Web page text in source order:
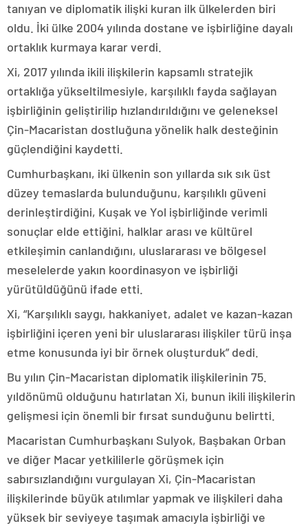
tanıyan ve diplomatik ilişki kuran ilk ülkelerden biri
oldu. İki ülke 2004 yılında dostane ve işbirliğine dayalı
ortaklık kurmaya karar verdi.
Xi, 2017 yılında ikili ilişkilerin kapsamlı stratejik
ortaklığa yükseltilmesiyle, karşılıklı fayda sağlayan
işbirliğinin geliştirilip hızlandırıldığını ve geleneksel
Çin-Macaristan dostluğuna yönelik halk desteğinin
güçlendiğini kaydetti.
Cumhurbaşkanı, iki ülkenin son yıllarda sık sık üst
düzey temaslarda bulunduğunu, karşılıklı güveni
derinleştirdiğini, Kuşak ve Yol işbirliğinde verimli
sonuçlar elde ettiğini, halklar arası ve kültürel
etkileşimin canlandığını, uluslararası ve bölgesel
meselelerde yakın koordinasyon ve işbirliği
yürütüldüğünü ifade etti.
Xi, “Karşılıklı saygı, hakkaniyet, adalet ve kazan-kazan
işbirliğini içeren yeni bir uluslararası ilişkiler türü inşa
etme konusunda iyi bir örnek oluşturduk” dedi.
Bu yılın Çin-Macaristan diplomatik ilişkilerinin 75.
yıldönümü olduğunu hatırlatan Xi, bunun ikili ilişkilerin
gelişmesi için önemli bir fırsat sunduğunu belirtti.
Macaristan Cumhurbaşkanı Sulyok, Başbakan Orban
ve diğer Macar yetkililerle görüşmek için
sabırsızlandığını vurgulayan Xi, Çin-Macaristan
ilişkilerinde büyük atılımlar yapmak ve ilişkileri daha
yüksek bir seviyeye taşımak amacıyla işbirliği ve